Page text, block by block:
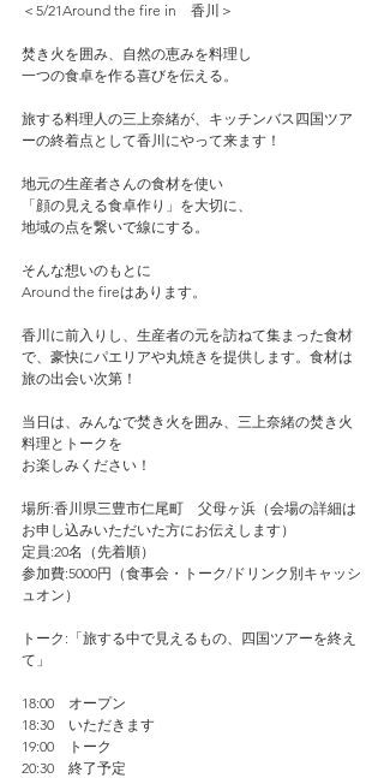
＜5/21Around the fire in　香川＞
焚き火を囲み、自然の恵みを料理し
一つの食卓を作る喜びを伝える。
旅する料理人の三上奈緒が、キッチンバス四国ツア
ーの終着点として香川にやって来ます！
地元の生産者さんの食材を使い
「顔の見える食卓作り」を大切に、
地域の点を繋いで線にする。
そんな想いのもとに
Around the fireはあります。
香川に前入りし、生産者の元を訪ねて集まった食材
で、豪快にパエリアや丸焼きを提供します。食材は
旅の出会い次第！
当日は、みんなで焚き火を囲み、三上奈緒の焚き火
料理とトークを
お楽しみください！
場所:香川県三豊市仁尾町　父母ヶ浜（会場の詳細は
お申し込みいただいた方にお伝えします）
定員:20名（先着順）
参加費:5000円（食事会・トーク/ドリンク別キャッシ
ュオン）
トーク:「旅する中で見えるもの、四国ツアーを終え
て」
18:00　オープン
18:30    いただきます
19:00　トーク
20:30    終了予定